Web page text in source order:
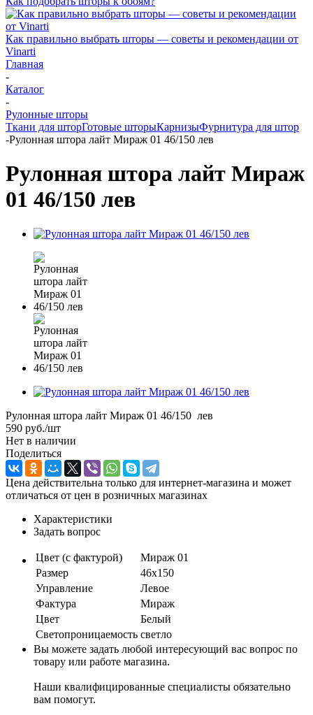
Как правильно выбрать шторы — советы и рекомендации от
Vinarti
Главная
-
Каталог
-
Рулонные шторы
Ткани для шторГотовые шторыКарнизыФурнитура для штор
-Рулонная штора лайт Мираж 01 46/150 лев
Рулонная штора лайт Мираж
01 46/150 лев
Рулонная штора лайт Мираж 01 46/150 лев
590 руб./шт
Нет в наличии
Поделиться
Цена действительна только для интернет-магазина и может
отличаться от цен в розничных магазинах
Характеристики
Задать вопрос
Цвет (с фактурой)
Мираж 01
Размер
46х150
Управление
Левое
Фактура
Мираж
Цвет
Белый
Светопроницаемость светло
Вы можете задать любой интересующий вас вопрос по
товару или работе магазина.
Наши квалифицированные специалисты обязательно
вам помогут.